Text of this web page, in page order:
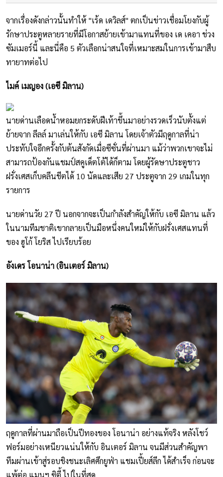
จากเรื่องดังกล่าวนั้นทำให้ "เร้ด เดวิลส์" ตกเป็นข่าวเชื่อมโยงกับผู้
รักษาประตูหลายรายที่มีโอกาสย้ายเข้ามาแทนที่ของ เด เคอา ช่วง
ซัมเมอร์นี้ และนี่คือ 5 ตัวเลือกน่าสนใจที่เหมาะสมในการเข้ามาสืบ
ทายาทต่อไป
ไมค์ เมญอง (เอซี มิลาน)
นายด่านเลือดน้ำหอมยกระดับฝีเท้าขึ้นมาอย่างรวดเร็วนับตั้งแต่
ย้ายจาก ลีลล์ มาเล่นให้กับ เอซี มิลาน โดยเจ้าตัวมีฤดูกาลที่น่า
ประทับใจอีกครั้งกับต้นสังกัดเมื่อซีซั่นที่ผ่านมา แม้ว่าพวกเขาจะไม่
สามารถป้องกันแชมป์สคูเด็ตโต้ได้ก็ตาม โดยผู้รัดษาประตูชาว
ฝรั่งเศสเก็บคลีนชีตได้ 10 นัดและเสีย 27 ประตูจาก 29 เกมในทุก
รายการ
นายด่านวัย 27 ปี นอกจากจะเป็นกำลังสำคัญให้กับ เอซี มิลาน แล้ว
ในนามทีมชาติเขากลายเป็นมือหนึ่งคนใหม่ให้กับฝรั่งเศสแทนที่
ของ ฮูโก้ โยริส ไปเรียบร้อย
อังเดร โอนาน่า (อินเตอร์ มิลาน)
ฤดูกาลที่ผ่านมาถือเป็นปีทองของ โอนาน่า อย่างแท้จริง หลังโชว์
ฟอร์มอย่างเหนียวแน่นให้กับ อินเตอร์ มิลาน จนมีส่วนสำคัญพา
ทีมผ่านเข้าสู่รอบชิงชนะเลิศศึกยูฟ่า แชมเปี้ยส์ลีก ได้สำเร็จ ก่อนจะ
แพ้ต่อ แมนฯ ซิตี้ ไปในที่สุด